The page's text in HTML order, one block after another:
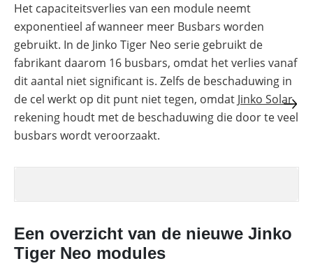
Het capaciteitsverlies van een module neemt
exponentieel af wanneer meer Busbars worden
gebruikt. In de Jinko Tiger Neo serie gebruikt de
fabrikant daarom 16 busbars, omdat het verlies vanaf
dit aantal niet significant is. Zelfs de beschaduwing in
de cel werkt op dit punt niet tegen, omdat Jinko Solar
rekening houdt met de beschaduwing die door te veel
busbars wordt veroorzaakt.
Een overzicht van de nieuwe Jinko
Tiger Neo modules